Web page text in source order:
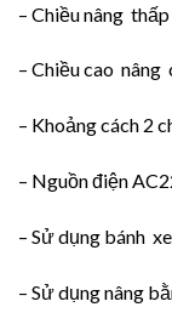
– Chiều nâng
– Chiều cao
– Khoảng cách 2
– Nguồn điện
– Sử dụng bánh
– Sử dụng nâng